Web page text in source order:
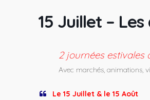
15 Juillet –
2 journées estivales
Avec marchés, animations,
Le 15 Juillet & le 15 Août